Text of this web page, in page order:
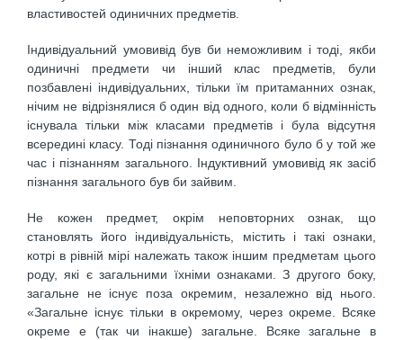
властивостей одиничних предметів.
Індивідуальний умовивід був би неможливим і тоді, якби
одиничні предмети чи інший клас предметів, були
позбавлені індивідуальних, тільки їм притаманних ознак,
нічим не відрізнялися б один від одного, коли б відмінність
існувала тільки між класами предметів і була відсутня
всередині класу. Тоді пізнання одиничного було б у той же
час і пізнанням загального. Індуктивний умовивід як засіб
пізнання загального був би зайвим.
Не кожен предмет, окрім неповторних ознак, що
становлять його індивідуальність, містить і такі ознаки,
котрі в рівній мірі належать також іншим предметам цього
роду, які є загальними їхніми ознаками. З другого боку,
загальне не існує поза окремим, незалежно від нього.
«Загальне існує тільки в окремому, через окреме. Всяке
окреме е (так чи інакше) загальне. Всяке загальне в